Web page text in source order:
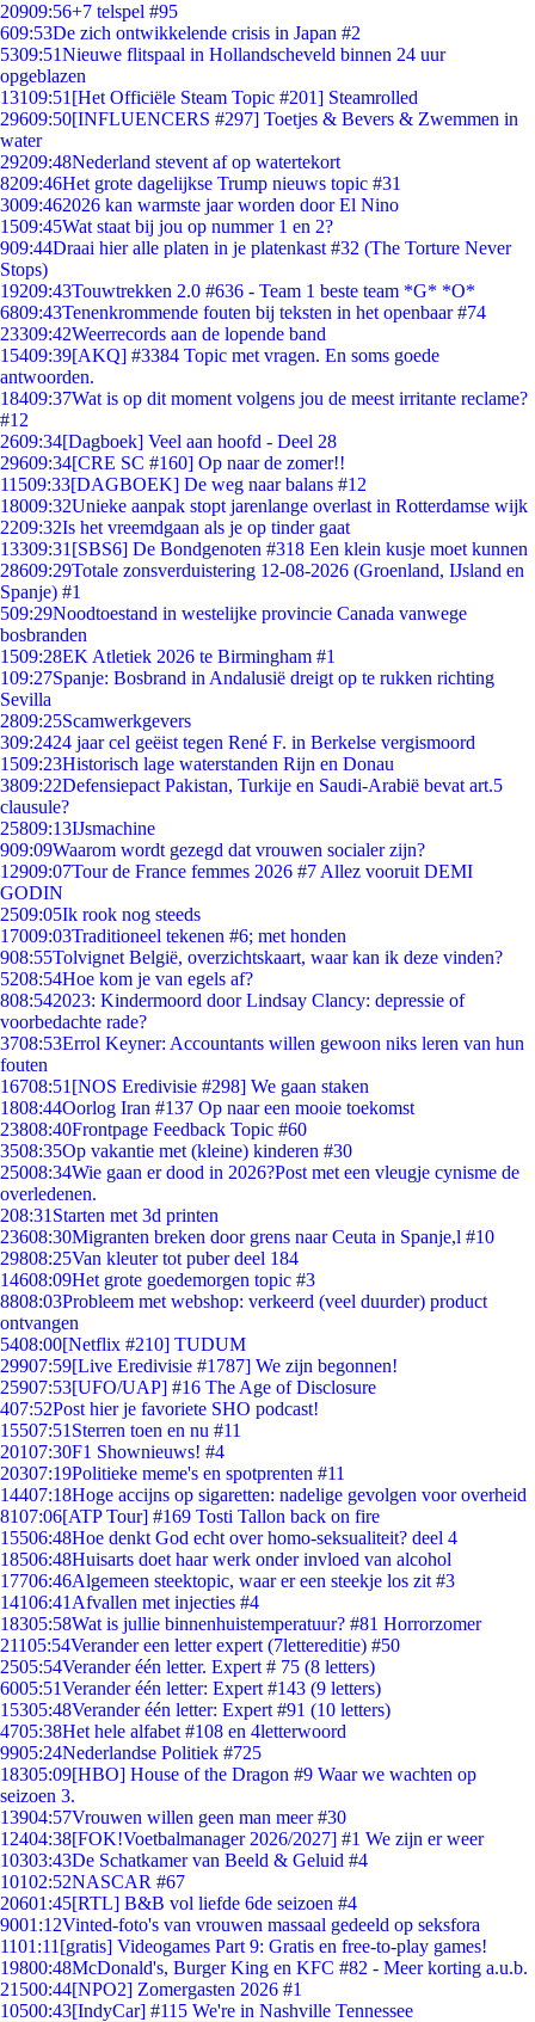
20909:56+7 telspel #95
609:53De zich ontwikkelende crisis in Japan #2
5309:51Nieuwe flitspaal in Hollandscheveld binnen 24 uur
opgeblazen
13109:51 [Het Officiële Steam Topic #201] Steamrolled
29609:50[INFLUENCERS #297] Toetjes & Bevers & Zwemmen in
water
29209:48Nederland stevent af op watertekort
8209:46Het grote dagelijkse Trump nieuws topic #31
3009:462026 kan warmste jaar worden door El Nino
1509:45Wat staat bij jou op nummer 1 en 2?
909:44Draai hier alle platen in je platenkast #32 (The Torture Never
Stops)
19209:43Touwtrekken 2.0 #636 - Team 1 beste team *G* *O*
6809:43Tenenkrommende fouten bij teksten in het openbaar #74
23309:42Weerrecords aan de lopende band
15409:39[AKQ] #3384 Topic met vragen. En soms goede
antwoorden.
18409:37Wat is op dit moment volgens jou de meest irritante reclame?
#12
2609:34[Dagboek] Veel aan hoofd - Deel 28
29609:34[CRE SC #160] Op naar de zomer!!
11509:33[DAGBOEK] De weg naar balans #12
18009:32Unieke aanpak stopt jarenlange overlast in Rotterdamse wijk
2209:32Is het vreemdgaan als je op tinder gaat
13309:31 [SBS6] De Bondgenoten #318 Een klein kusje moet kunnen
28609:29Totale zonsverduistering 12-08-2026 (Groenland, IJsland en
Spanje) #1
509:29Noodtoestand in westelijke provincie Canada vanwege
bosbranden
1509:28EK Atletiek 2026 te Birmingham #1
109:27Spanje: Bosbrand in Andalusië dreigt op te rukken richting
Sevilla
2809:25Scamwerkgevers
309:2424 jaar cel geëist tegen René F. in Berkelse vergismoord
1509:23Historisch lage waterstanden Rijn en Donau
3809:22Defensiepact Pakistan, Turkije en Saudi-Arabië bevat art.5
clausule?
25809:13IJsmachine
909:09Waarom wordt gezegd dat vrouwen socialer zijn?
12909:07Tour de France femmes 2026 #7 Allez vooruit DEMI
GODIN
2509:05Ik rook nog steeds
17009:03Traditioneel tekenen #6; met honden
908:55Tolvignet België, overzichtskaart, waar kan ik deze vinden?
5208:54Hoe kom je van egels af?
808:542023: Kindermoord door Lindsay Clancy: depressie of
voorbedachte rade?
3708:53Errol Keyner: Accountants willen gewoon niks leren van hun
fouten
16708:51 [NOS Eredivisie #298] We gaan staken
1808:44Oorlog Iran #137 Op naar een mooie toekomst
23808:40Frontpage Feedback Topic #60
3508:35Op vakantie met (kleine) kinderen #30
25008:34Wie gaan er dood in 2026?Post met een vleugje cynisme de
overledenen.
208:31 Starten met 3d printen
23608:30Migranten breken door grens naar Ceuta in Spanje,l #10
29808:25Van kleuter tot puber deel 184
14608:09Het grote goedemorgen topic #3
8808:03Probleem met webshop: verkeerd (veel duurder) product
ontvangen
5408:00[Netflix #210] TUDUM
29907:59[Live Eredivisie #1787] We zijn begonnen!
25907:53[UFO/UAP] #16 The Age of Disclosure
407:52Post hier je favoriete SHO podcast!
15507:51 Sterren toen en nu #11
20107:30F1 Shownieuws! #4
20307:19Politieke meme's en spotprenten #11
14407:18Hoge accijns op sigaretten: nadelige gevolgen voor overheid
8107:06[ATP Tour] #169 Tosti Tallon back on fire
15506:48Hoe denkt God echt over homo-seksualiteit? deel 4
18506:48Huisarts doet haar werk onder invloed van alcohol
17706:46Algemeen steektopic, waar er een steekje los zit #3
14106:41 Afvallen met injecties #4
18305:58Wat is jullie binnenhuistemperatuur? #81 Horrorzomer
21105:54Verander een letter expert (7lettereditie) #50
2505:54Verander één letter. Expert # 75 (8 letters)
6005:51Verander één letter: Expert #143 (9 letters)
15305:48Verander één letter: Expert #91 (10 letters)
4705:38Het hele alfabet #108 en 4letterwoord
9905:24Nederlandse Politiek #725
18305:09[HBO] House of the Dragon #9 Waar we wachten op
seizoen 3.
13904:57Vrouwen willen geen man meer #30
12404:38[FOK!Voetbalmanager 2026/2027] #1 We zijn er weer
10303:43De Schatkamer van Beeld & Geluid #4
10102:52NASCAR #67
20601:45[RTL] B&B vol liefde 6de seizoen #4
9001:12Vinted-foto's van vrouwen massaal gedeeld op seksfora
1101:11 [gratis] Videogames Part 9: Gratis en free-to-play games!
19800:48McDonald's, Burger King en KFC #82 - Meer korting a.u.b.
21500:44[NPO2] Zomergasten 2026 #1
10500:43[IndyCar] #115 We're in Nashville Tennessee